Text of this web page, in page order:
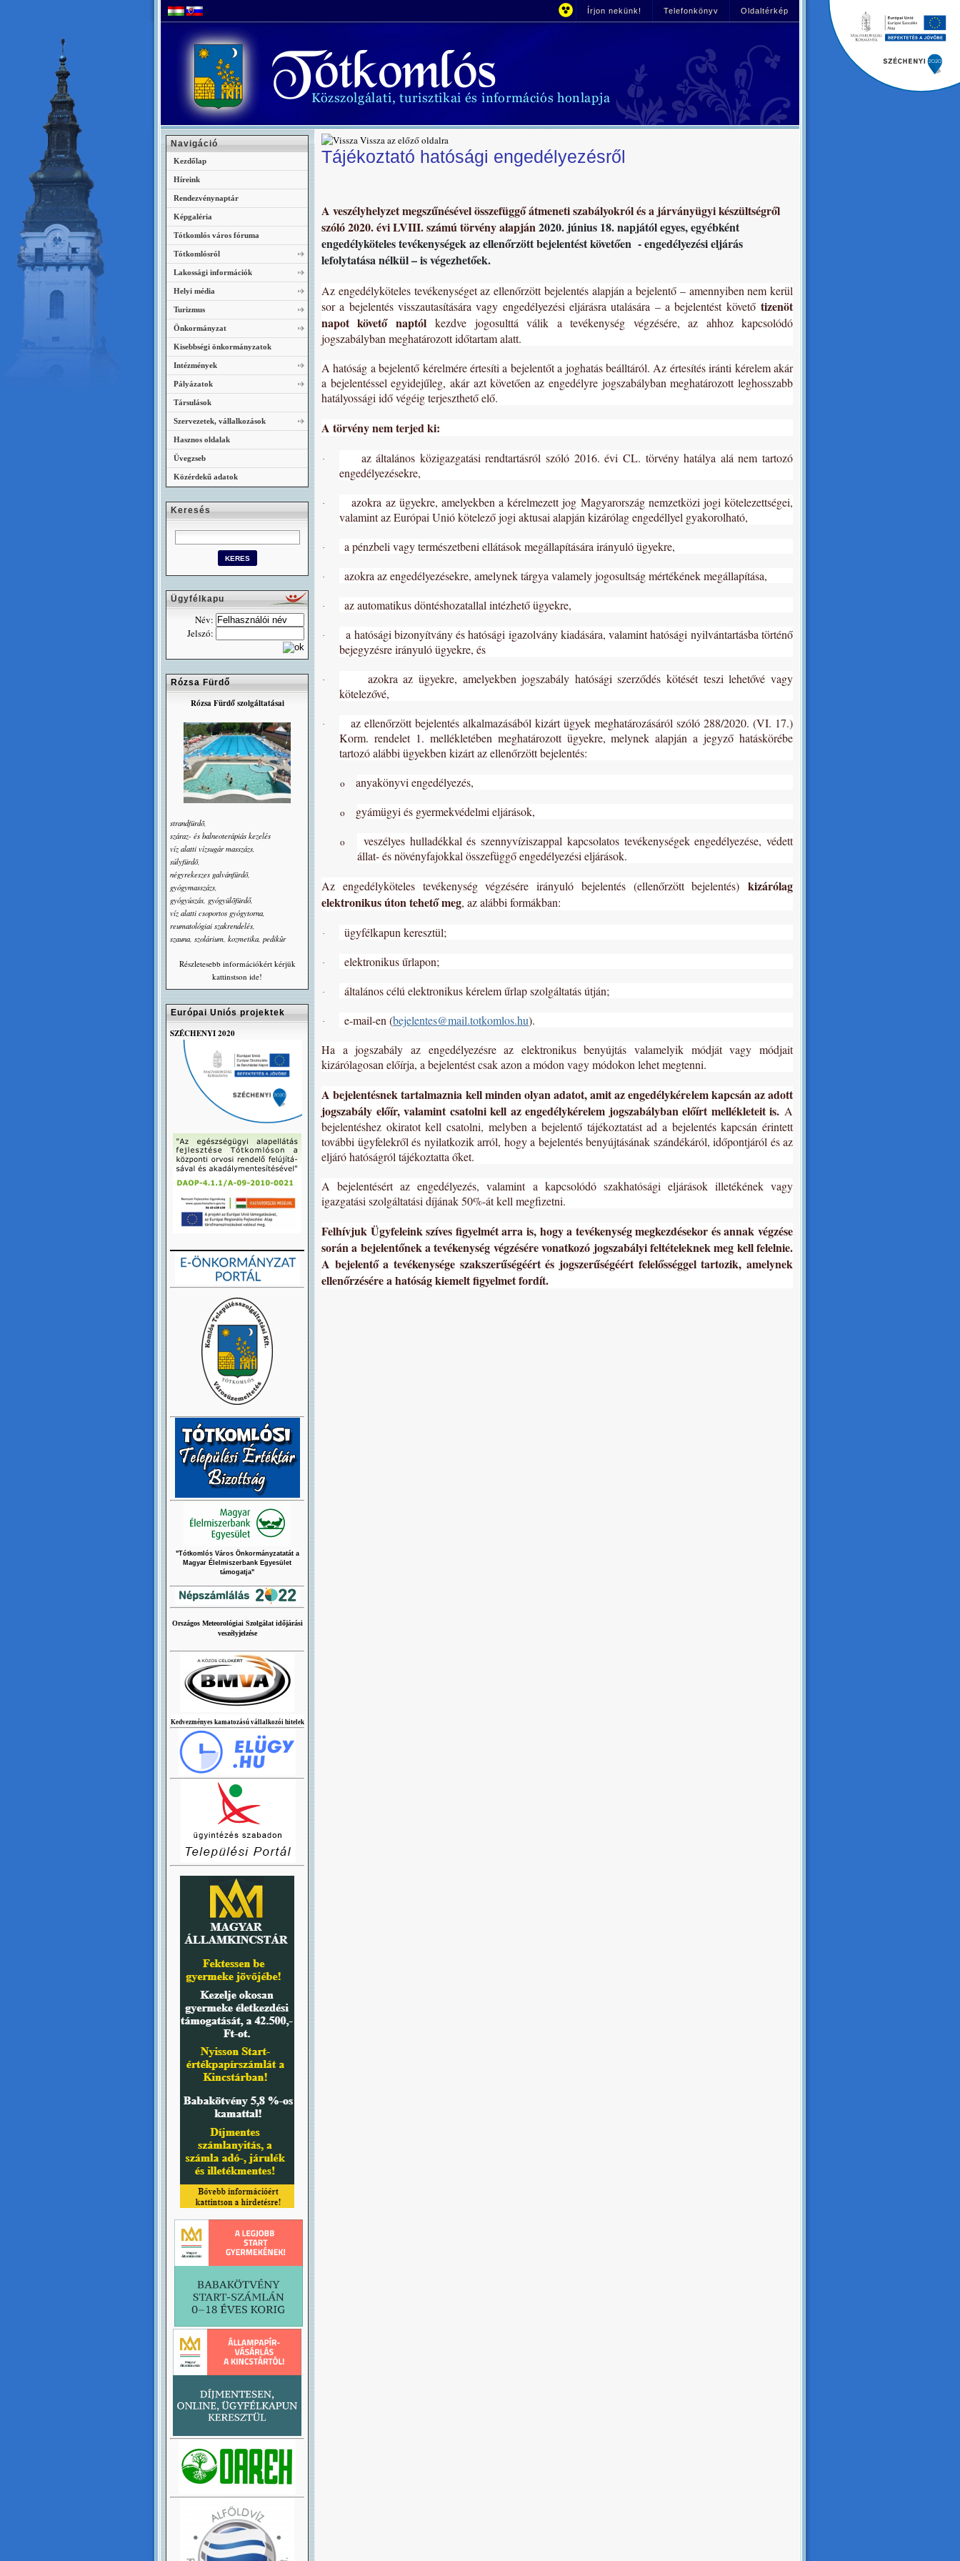
Írjon nekünk! Telefonkönyv Oldaltérkép
Vissza az előző oldalra
Tájékoztató hatósági engedélyezésről
A veszélyhelyzet megszűnésével összefüggő átmeneti szabályokról és a járványügyi készültségről
szóló 2020. évi LVIII. számú törvény alapján2020. június 18. napjától egyes, egyébként
engedélyköteles tevékenységek az ellenőrzött bejelentést követően - engedélyezési eljárás
lefolytatása nélkül – is végezhetőek.
Az engedélyköteles tevékenységet az ellenőrzött bejelentés alapján a bejelentő – amennyiben nem kerül
sor a bejelentés visszautasítására vagy engedélyezési eljárásra utalására – a bejelentést követő tizenöt
napot követő naptólkezdve jogosulttá válik a tevékenység végzésére, az ahhoz kapcsolódó
jogszabályban meghatározott időtartam alatt.
A hatóság a bejelentő kérelmére értesíti a bejelentőt a joghatás beálltáról. Az értesítés iránti kérelem akár
a bejelentéssel egyidejűleg, akár azt követően az engedélyre jogszabályban meghatározott leghosszabb
hatályossági idő végéig terjeszthető elő.
A törvény nem terjed ki:
·
az általános közigazgatási rendtartásról szóló 2016. évi CL. törvény hatálya alá nem tartozó
engedélyezésekre,
·
azokra az ügyekre, amelyekben a kérelmezett jog Magyarország nemzetközi jogi kötelezettségei,
valamint az Európai Unió kötelező jogi aktusai alapján kizárólag engedéllyel gyakorolható,
· a pénzbeli vagy természetbeni ellátások megállapítására irányuló ügyekre,
· azokra az engedélyezésekre, amelynek tárgya valamely jogosultság mértékének megállapítása,
· az automatikus döntéshozatallal intézhető ügyekre,
·
a hatósági bizonyítvány és hatósági igazolvány kiadására, valamint hatósági nyilvántartásba történő
bejegyzésre irányuló ügyekre, és
·
azokra az ügyekre, amelyekben jogszabály hatósági szerződés kötését teszi lehetővé vagy
kötelezővé,
·
az ellenőrzött bejelentés alkalmazásából kizárt ügyek meghatározásáról szóló 288/2020. (VI. 17.)
Korm. rendelet 1. mellékletében meghatározott ügyekre, melynek alapján a jegyző hatáskörébe
tartozó alábbi ügyekben kizárt az ellenőrzött bejelentés:
o anyakönyvi engedélyezés,
o gyámügyi és gyermekvédelmi eljárások,
o
veszélyes hulladékkal és szennyvíziszappal kapcsolatos tevékenységek engedélyezése, védett
állat- és növényfajokkal összefüggő engedélyezési eljárások.
Az engedélyköteles tevékenység végzésére irányuló bejelentés (ellenőrzött bejelentés) kizárólag
elektronikus úton tehető meg, az alábbi formákban:
· ügyfélkapun keresztül;
· elektronikus űrlapon;
· általános célú elektronikus kérelem űrlap szolgáltatás útján;
· e-mail-en (bejelentes@mail.totkomlos.hu).
Ha a jogszabály az engedélyezésre az elektronikus benyújtás valamelyik módját vagy módjait
kizárólagosan előírja, a bejelentést csak azon a módon vagy módokon lehet megtenni.
A bejelentésnek tartalmaznia kell minden olyan adatot, amit az engedélykérelem kapcsán az adott
jogszabály előír, valamint csatolni kell az engedélykérelem jogszabályban előírt mellékleteit is. A
bejelentéshez okiratot kell csatolni, melyben a bejelentő tájékoztatást ad a bejelentés kapcsán érintett
további ügyfelekről és nyilatkozik arról, hogy a bejelentés benyújtásának szándékáról, időpontjáról és az
eljáró hatóságról tájékoztatta őket.
A bejelentésért az engedélyezés, valamint a kapcsolódó szakhatósági eljárások illetékének vagy
igazgatási szolgáltatási díjának 50%-át kell megfizetni.
Felhívjuk Ügyfeleink szíves figyelmét arra is, hogy a tevékenység megkezdésekor és annak végzése
során a bejelentőnek a tevékenység végzésére vonatkozó jogszabályi feltételeknek meg kell felelnie.
A bejelentő a tevékenysége szakszerűségéért és jogszerűségéért felelősséggel tartozik, amelynek
ellenőrzésére a hatóság kiemelt figyelmet fordít.
Navigáció
Kezdőlap
Híreink
Rendezvénynaptár
Képgaléria
Tótkomlós város fóruma
Tótkomlósról
Lakossági információk
Helyi média
Turizmus
Önkormányzat
Kisebbségi önkormányzatok
Intézmények
Pályázatok
Társulások
Szervezetek, vállalkozások
Hasznos oldalak
Üvegzseb
Közérdekű adatok
Keresés
Ügyfélkapu
Név:
Jelszó:
Rózsa Fürdő
Rózsa Fürdő szolgáltatásai
strandfürdõ,
száraz- és balneoterápiás kezelés
víz alatti vízsugár masszázs,
súlyfürdõ,
négyrekeszes galvánfürdõ,
gyógymasszázs,
gyógyúszás, gyógyülõfürdő,
víz alatti csoportos gyógytorna,
reumatológiai szakrendelés,
szauna, szolárium, kozmetika, pedikûr
Részletesebb információkért kérjük
kattinstson ide!
Európai Uniós projektek
SZÉCHENYI 2020
"Tótkomlós Város Önkormányzatatát a
Magyar Élelmiszerbank Egyesület
támogatja"
Országos Meteorológiai Szolgálat időjárási
veszélyjelzése
Kedvezményes kamatozású vállalkozói hitelek